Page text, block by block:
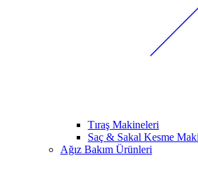
Tıraş Makineleri
Saç & Sakal Kesme
Ağız Bakım Ürünleri